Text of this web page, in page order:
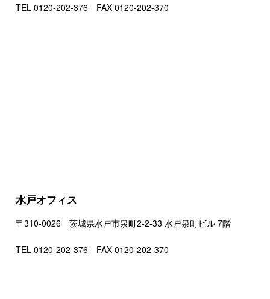
TEL 0120-202-376 FAX 0120-202-370
水戸オフィス
〒310-0026 茨城県水戸市泉町2-2-33 水戸泉町ビル 7階
TEL 0120-202-376 FAX 0120-202-370